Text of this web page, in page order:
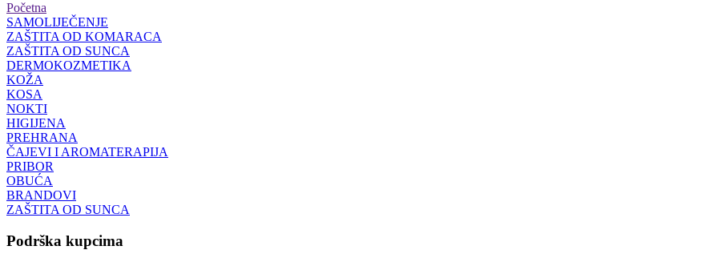
Početna
SAMOLIJEČENJE
ZAŠTITA OD KOMARACA
ZAŠTITA OD SUNCA
DERMOKOZMETIKA
KOŽA
KOSA
NOKTI
HIGIJENA
PREHRANA
ČAJEVI I AROMATERAPIJA
PRIBOR
OBUĆA
BRANDOVI
ZAŠTITA OD SUNCA
Podrška kupcima